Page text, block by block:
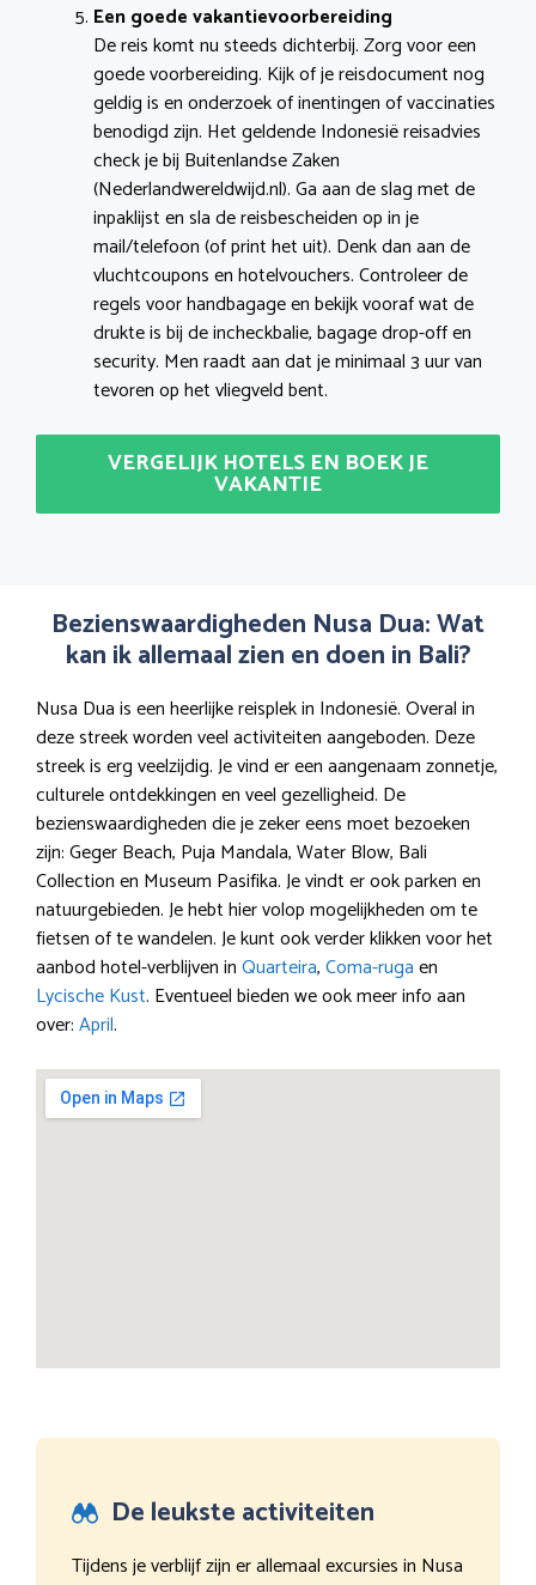
Een goede vakantievoorbereiding
De reis komt nu steeds dichterbij. Zorg voor een
goede voorbereiding. Kijk of je reisdocument nog
geldig is en onderzoek of inentingen of vaccinaties
benodigd zijn. Het geldende Indonesië reisadvies
check je bij Buitenlandse Zaken
(Nederlandwereldwijd.nl). Ga aan de slag met de
inpaklijst en sla de reisbescheiden op in je
mail/telefoon (of print het uit). Denk dan aan de
vluchtcoupons en hotelvouchers. Controleer de
regels voor handbagage en bekijk vooraf wat de
drukte is bij de incheckbalie, bagage drop-off en
security. Men raadt aan dat je minimaal 3 uur van
tevoren op het vliegveld bent.
VERGELIJK HOTELS EN BOEK JE
VAKANTIE
Bezienswaardigheden Nusa Dua: Wat
kan ik allemaal zien en doen in Bali?
Nusa Dua is een heerlijke reisplek in Indonesië. Overal in
deze streek worden veel activiteiten aangeboden. Deze
streek is erg veelzijdig. Je vind er een aangenaam zonnetje,
culturele ontdekkingen en veel gezelligheid. De
bezienswaardigheden die je zeker eens moet bezoeken
zijn: Geger Beach, Puja Mandala, Water Blow, Bali
Collection en Museum Pasifika. Je vindt er ook parken en
natuurgebieden. Je hebt hier volop mogelijkheden om te
fietsen of te wandelen. Je kunt ook verder klikken voor het
aanbod hotel-verblijven inQuarteira,Coma-rugaen
Lycische Kust. Eventueel bieden we ook meer info aan
over:April.
De leukste activiteiten
Tijdens je verblijf zijn er allemaal excursies in Nusa